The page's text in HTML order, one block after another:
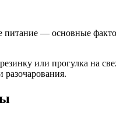
питание — основные
или прогулка на
разочарования.